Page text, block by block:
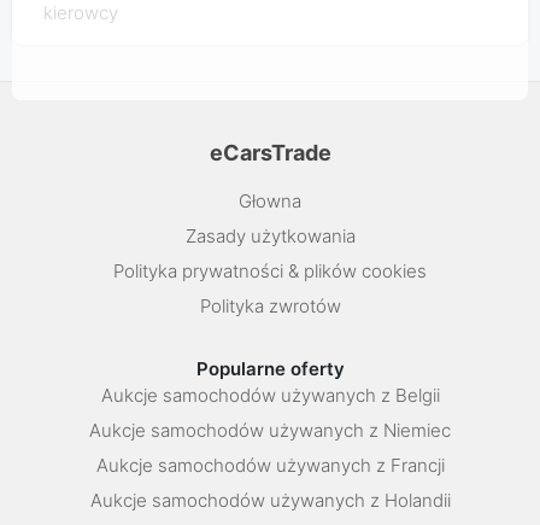
kierowcy
eCarsTrade
Głowna
Zasady użytkowania
Polityka prywatności & plików cookies
Polityka zwrotów
Popularne oferty
Aukcje samochodów używanych z Belgii
Aukcje samochodów używanych z Niemiec
Aukcje samochodów używanych z Francji
Aukcje samochodów używanych z Holandii